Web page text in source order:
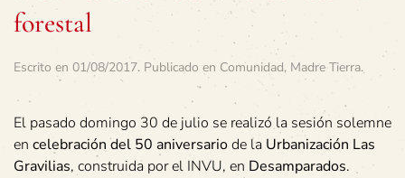
forestal
Escrito en 01/08/2017. Publicado en Comunidad, Madre Tierra.
El pasado domingo 30 de julio se realizó la sesión solemne
en celebración del 50 aniversariode la Urbanización Las
Gravilias, construida por el INVU, en Desamparados.